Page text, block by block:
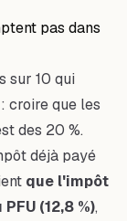
pas dans
sur 10 qui
croire que les
des 20 %.
déjà payé
que l'impôt
(12,8 %),